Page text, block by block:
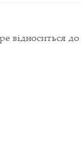
відноситься до